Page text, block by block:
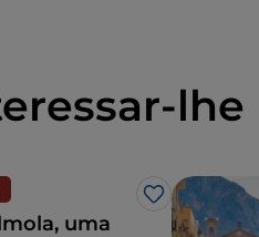
lhe
Gosto
uma